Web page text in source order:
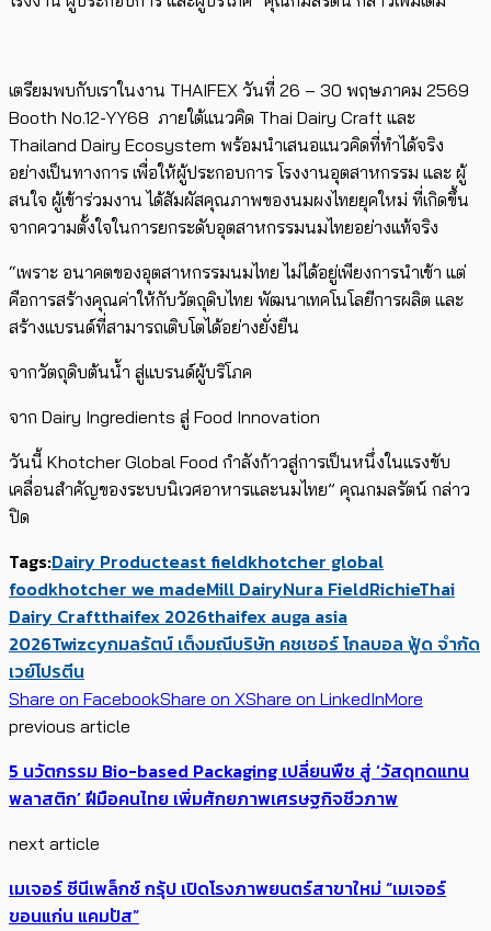
เตรียมพบกับเราในงาน THAIFEX วันที่ 26 – 30 พฤษภาคม 2569
Booth No.12-YY68 ภายใต้แนวคิด Thai Dairy Craft และ
Thailand Dairy Ecosystem พร้อมนำเสนอแนวคิดที่ทำได้จริง
อย่างเป็นทางการ เพื่อให้ผู้ประกอบการ โรงงานอุตสาหกรรม และ ผู้
สนใจ ผู้เข้าร่วมงาน ได้สัมผัสคุณภาพของนมผงไทยยุคใหม่ ที่เกิดขึ้น
จากความตั้งใจในการยกระดับอุตสาหกรรมนมไทยอย่างแท้จริง
“เพราะ อนาคตของอุตสาหกรรมนมไทย ไม่ได้อยู่เพียงการนำเข้า แต่
คือการสร้างคุณค่าให้กับวัตถุดิบไทย พัฒนาเทคโนโลยีการผลิต และ
สร้างแบรนด์ที่สามารถเติบโตได้อย่างยั่งยืน
จากวัตถุดิบต้นน้ำ สู่แบรนด์ผู้บริโภค
จาก Dairy Ingredients สู่ Food Innovation
วันนี้ Khotcher Global Food กำลังก้าวสู่การเป็นหนึ่งในแรงขับ
เคลื่อนสำคัญของระบบนิเวศอาหารและนมไทย” คุณกมลรัตน์ กล่าว
ปิด
Tags:Dairy Producteast fieldkhotcher global
foodkhotcher we madeMill DairyNura FieldRichieThai
Dairy Craftthaifex 2026thaifex auga asia
2026Twizcyกมลรัตน์ เต็งมณีบริษัท คชเชอร์ โกลบอล ฟู้ด จำกัด
เวย์โปรตีน
Share on FacebookShare on XShare on LinkedInMore
previous article
5 นวัตกรรม Bio-based Packaging ​เปลี่ยนพืช สู่ ‘วัสดุทดแทน
พลาสติก’ ​​ฝีมือคนไทย​ เพิ่มศักยภาพเศรษฐกิจชีวภาพ
next article
เมเจอร์ ซีนีเพล็กซ์ กรุ้ป เปิดโรงภาพยนตร์สาขาใหม่ “เมเจอร์
ขอนแก่น แคมปัส”